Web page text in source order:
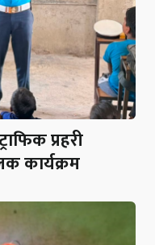
प्रहरी
कार्यक्रम